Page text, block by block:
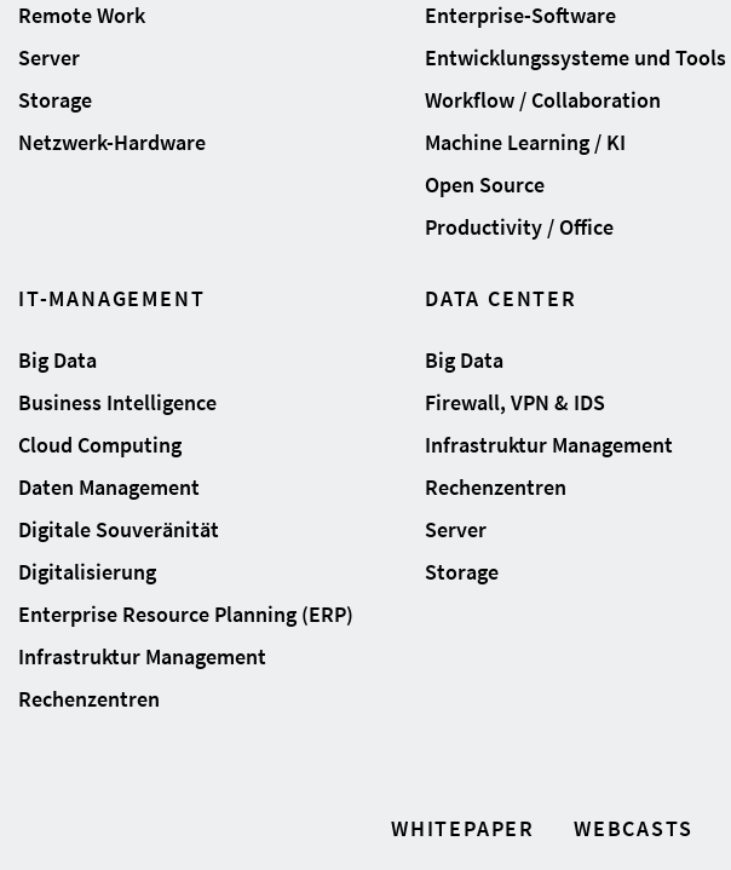
Remote Work
Server
Storage
Netzwerk-Hardware
Enterprise-Software
Entwicklungssysteme und Tools
Workflow / Collaboration
Machine Learning / KI
Open Source
Productivity / Office
IT-MANAGEMENT
Big Data
Business Intelligence
Cloud Computing
Daten Management
Digitale Souveränität
Digitalisierung
Enterprise Resource Planning (ERP)
Infrastruktur Management
Rechenzentren
DATA CENTER
Big Data
Firewall, VPN & IDS
Infrastruktur Management
Rechenzentren
Server
Storage
WHITEPAPER WEBCASTS